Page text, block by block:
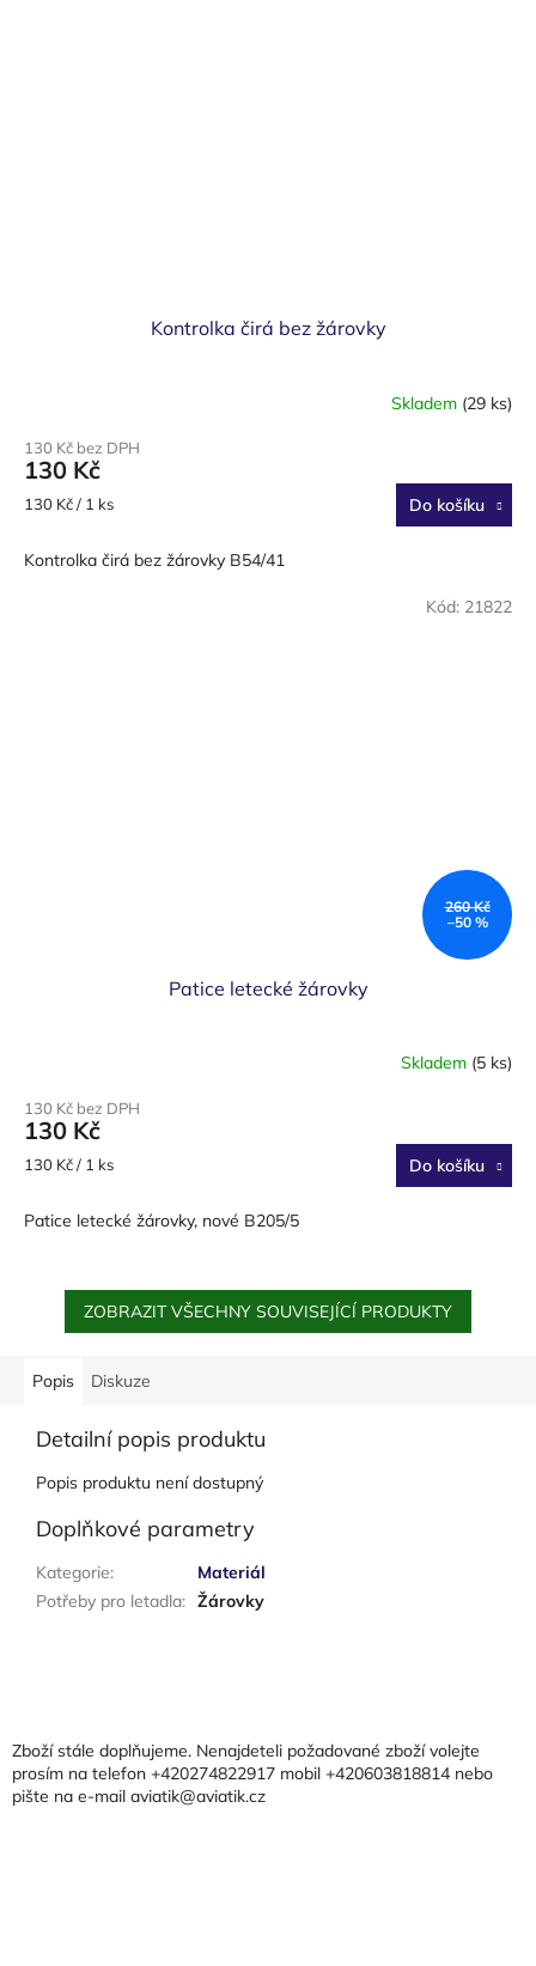
Kontrolka čirá bez žárovky
Skladem (29 ks)
130 Kč bez DPH
130 Kč
Měrná
130 Kč / 1 ks Do košíku
Kontrolka čirá bez žárovky B54/41
260 Kč
–50 %
Patice letecké žárovky
Skladem (5 ks)
130 Kč bez DPH
130 Kč
Měrná
130 Kč / 1 ks Do košíku
Patice letecké žárovky, nové B205/5
Kód: 21822
ZOBRAZIT VŠECHNY SOUVISEJÍCÍ PRODUKTY
Popis Diskuze
Detailní popis produktu
Popis produktu není dostupný
Doplňkové parametry
Kategorie:
Materiál
Potřeby pro letadla: Žárovky
aZboží stále doplňujeme. Nenajdeteli požadované zboží volejte
prosím na telefon +420274822917 mobil +420603818814 nebo
pište na e-mail aviatik@aviatik.cz